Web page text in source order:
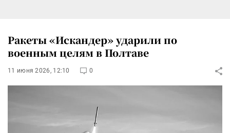
Ракеты «Искандер» ударили по
военным целям в Полтаве
11 июня 2026, 12:10 0